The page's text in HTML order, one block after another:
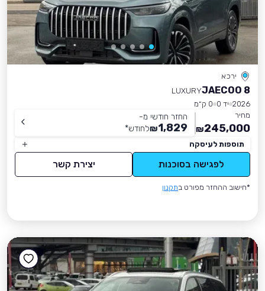
ירכא
JAECOO 8
LUXURY
2026 יד 0
0 ק״מ
מחיר
245,000
₪
החזר חודשי מ-
1,829
₪לחודש*
תוספות לעיסקה
לפגישה בסוכנות יצירת קשר
*חישוב ההחזר מפורט בתקנון